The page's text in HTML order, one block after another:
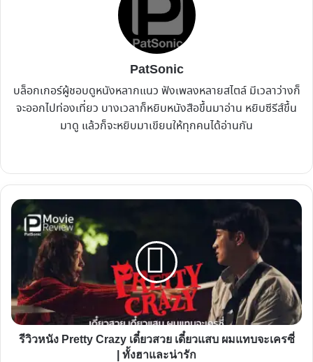
PatSonic
บล็อกเกอร์ผู้ชอบดูหนังหลากแนว ฟังเพลงหลายสไตล์ มีเวลาว่างก็
จะออกไปท่องเที่ยว บางเวลาก็หยิบหนังสือขึ้นมาอ่าน หยิบซีรีส์ขึ้น
มาดู แล้วก็จะหยิบมาเขียนให้ทุกคนได้อ่านกัน
รีวิว
หนัง
Pretty
Crazy
เดี๋ยว
สวย
เดี๋ยว
แสบ
ผม
รีวิวหนัง Pretty Crazy เดี๋ยวสวย เดี๋ยวแสบ ผมแทบจะเครซี่
| ทั้งฮาและน่ารัก